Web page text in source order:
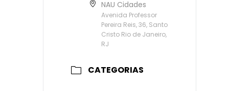
NAU Cidades
Avenida Professor
Pereira Reis, 36, Santo
Cristo Rio de Janeiro,
RJ
CATEGORIAS